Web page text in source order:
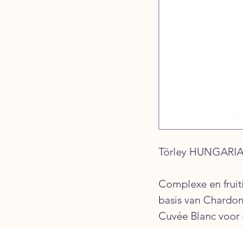
Törley
Complexe en
basis van
Cuvée Blanc